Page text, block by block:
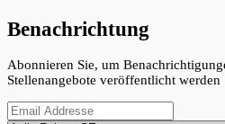
Benachrichtung
Abonnieren Sie, um
Stellenangebote veröffentlicht werden